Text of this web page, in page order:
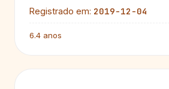
Registrado em: 2019-12-04
6.4 anos